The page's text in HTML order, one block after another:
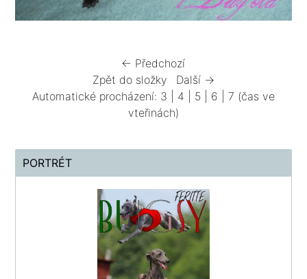
← Předchozí
Zpět do složky
Další →
Automatické procházení: 3 4 5 6 7 (čas ve
vteřinách)
PORTRÉT